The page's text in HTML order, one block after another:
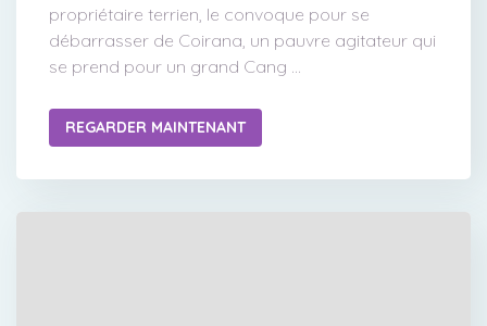
propriétaire terrien, le convoque pour se
débarrasser de Coirana, un pauvre agitateur qui
se prend pour un grand Cang ...
REGARDER MAINTENANT